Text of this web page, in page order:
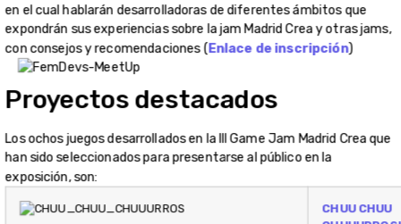
en el cual hablarán desarrolladoras de diferentes ámbitos que
expondrán sus experiencias sobre la jam Madrid Crea y otras jams,
con consejos y recomendaciones (Enlace de inscripción)
Proyectos destacados
Los ochos juegos desarrollados en la III Game Jam Madrid Crea que
han sido seleccionados para presentarse al público en la
exposición, son:
CHUU CHUU